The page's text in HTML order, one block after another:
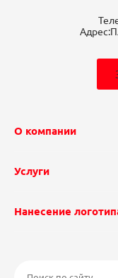
Адрес:
О компании
Услуги
Нанесение